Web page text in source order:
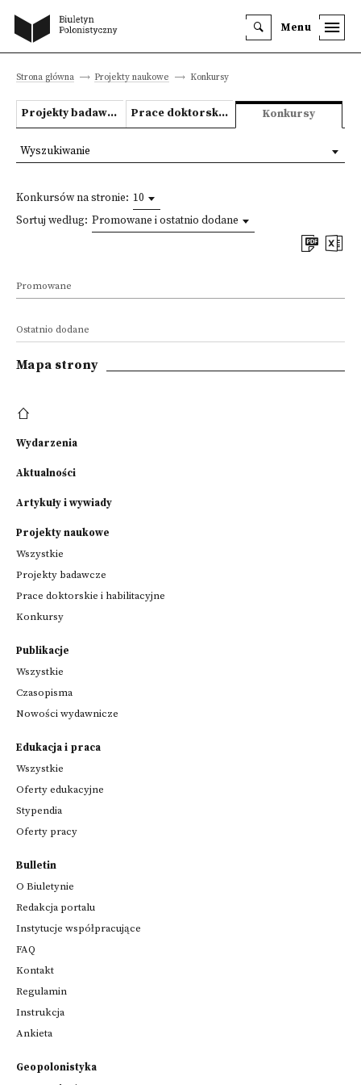
Menu
Strona główna Projekty naukowe Konkursy
Projekty badawcze Prace doktorskie i habilitacyjne Konkursy
Konkursów na stronie: 10
Sortuj według: Promowane i ostatnio dodane
Promowane
Ostatnio dodane
Wyszukiwanie
Mapa strony
Wydarzenia
Aktualności
Artykuły i wywiady
Projekty naukowe
Wszystkie
Projekty badawcze
Prace doktorskie i habilitacyjne
Konkursy
Publikacje
Wszystkie
Czasopisma
Nowości wydawnicze
Edukacja i praca
Wszystkie
Oferty edukacyjne
Stypendia
Oferty pracy
Bulletin
O Biuletynie
Redakcja portalu
Instytucje współpracujące
FAQ
Kontakt
Regulamin
Instrukcja
Ankieta
Geopolonistyka